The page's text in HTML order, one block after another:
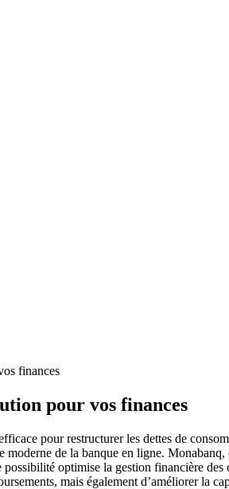
finances
pour vos finances
pour restructurer les dettes de
de la banque en ligne.
optimise la gestion financière
mais également d’améliorer la